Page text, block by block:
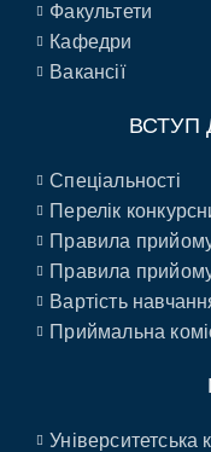
Факультети
Кафедри
Вакансії
ВСТУП
Спеціальності
Перелік
Правила
Правила
Вартість
Приймальна
Університетська